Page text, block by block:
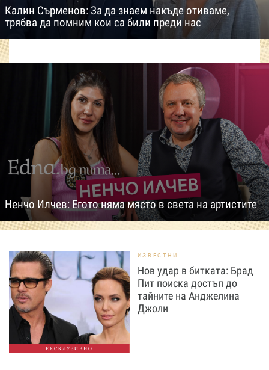
Калин Сърменов: За да знаем накъде отиваме,
трябва да помним кои са били преди нас
Ненчо Илчев: Егото няма място в света на артистите
ЕКСКЛУЗИВНО
ИЗВЕСТНИ
Нов удар в битката: Брад
Пит поиска достъп до
тайните на Анджелина
Джоли